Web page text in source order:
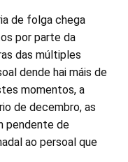
de folga chega
por parte da
das múltiples
dende hai máis de
momentos, a
de decembro, as
pendente de
ao persoal que